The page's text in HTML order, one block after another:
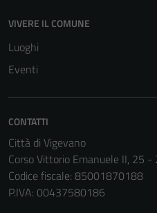
VIVERE IL COMUNE
Luoghi
Eventi
CONTATTI
Città di Vigevano
Corso Vittorio Emanuele II, 25
Codice fiscale: 85001870188
P.IVA: 00437580186